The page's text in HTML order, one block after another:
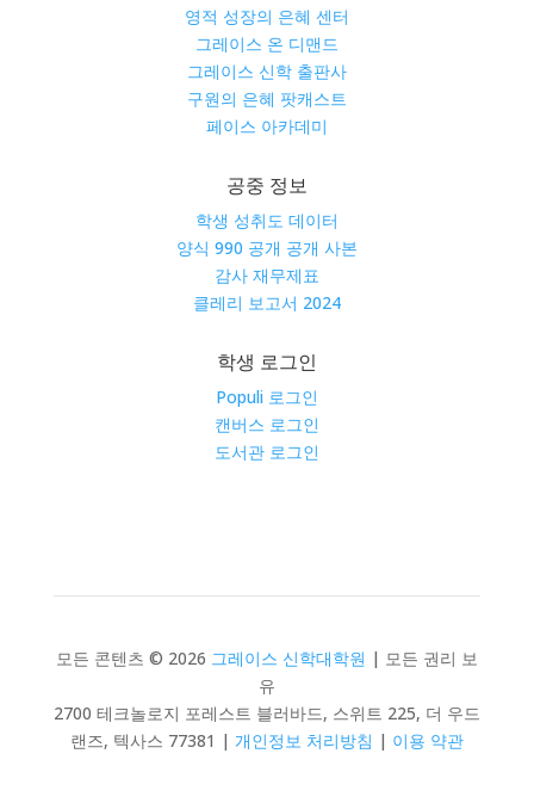
영적 성장의 은혜 센터
그레이스 온 디맨드
그레이스 신학 출판사
구원의 은혜 팟캐스트
페이스 아카데미
공중 정보
학생 성취도 데이터
양식 990 공개 공개 사본
감사 재무제표
클레리 보고서 2024
학생 로그인
Populi 로그인
캔버스 로그인
도서관 로그인
모든 콘텐츠 © 2026 그레이스 신학대학원 | 모든 권리 보
유
2700 테크놀로지 포레스트 블러바드, 스위트 225, 더 우드
랜즈, 텍사스 77381 | 개인정보 처리방침 | 이용 약관